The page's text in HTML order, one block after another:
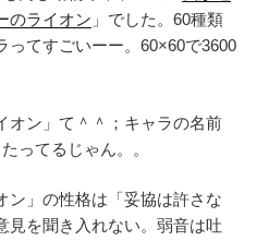
のライオン 」でした。60種類
ってすごいーー。60×60で3600
オン」て＾＾；キャラの名前
ってるじゃん。。
ン」の性格は「妥協は許さな
見を聞き入れない。弱音は吐